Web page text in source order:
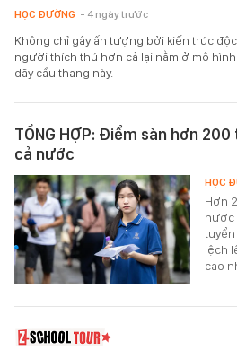
HỌC ĐƯỜNG - 4 ngày trước
Không chỉ gây ấn tượng bởi kiến trúc
người thích thú hơn cả lại nằm ở mô
dãy cầu thang này.
TỔNG HỢP: Điểm sàn hơn
cả nước
Hơn
nước
lệch
cao
HỌC